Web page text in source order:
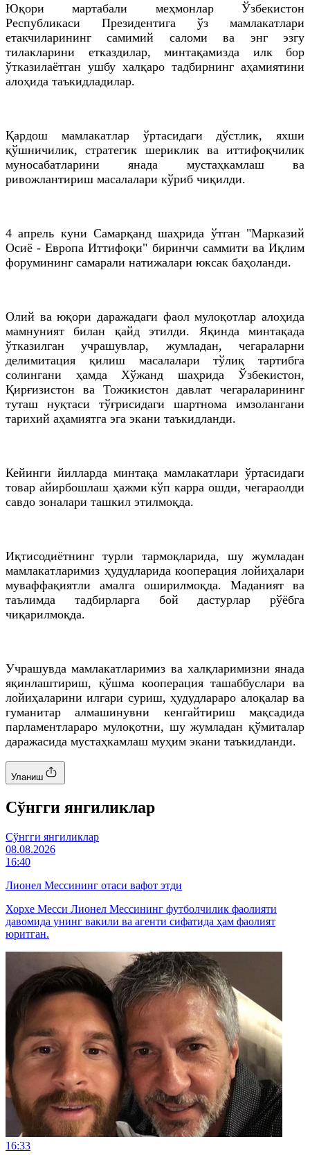
Юқори мартабали меҳмонлар Ўзбекистон
Республикаси Президентига ўз мамлакатлари
етакчиларининг самимий саломи ва энг эзгу
тилакларини етказдилар, минтақамизда илк бор
ўтказилаётган ушбу халқаро тадбирнинг аҳамиятини
алоҳида таъкидладилар.
Қардош мамлакатлар ўртасидаги дўстлик, яхши
қўшничилик, стратегик шериклик ва иттифоқчилик
муносабатларини янада мустаҳкамлаш ва
ривожлантириш масалалари кўриб чиқилди.
4 апрель куни Самарқанд шаҳрида ўтган "Марказий
Осиё - Европа Иттифоқи" биринчи саммити ва Иқлим
форумининг самарали натижалари юксак баҳоланди.
Олий ва юқори даражадаги фаол мулоқотлар алоҳида
мамнуният билан қайд этилди. Яқинда минтақада
ўтказилган учрашувлар, жумладан, чегараларни
делимитация қилиш масалалари тўлиқ тартибга
солингани ҳамда Хўжанд шаҳрида Ўзбекистон,
Қирғизистон ва Тожикистон давлат чегараларининг
туташ нуқтаси тўғрисидаги шартнома имзолангани
тарихий аҳамиятга эга экани таъкидланди.
Кейинги йилларда минтақа мамлакатлари ўртасидаги
товар айирбошлаш ҳажми кўп карра ошди, чегараолди
савдо зоналари ташкил этилмоқда.
Иқтисодиётнинг турли тармоқларида, шу жумладан
мамлакатларимиз ҳудудларида кооперация лойиҳалари
муваффақиятли амалга оширилмоқда. Маданият ва
таълимда тадбирларга бой дастурлар рўёбга
чиқарилмоқда.
Учрашувда мамлакатларимиз ва халқларимизни янада
яқинлаштириш, қўшма кооперация ташаббуслари ва
лойиҳаларини илгари суриш, ҳудудлараро алоқалар ва
гуманитар алмашинувни кенгайтириш мақсадида
парламентлараро мулоқотни, шу жумладан қўмиталар
даражасида мустаҳкамлаш муҳим экани таъкидланди.
Уланиш
Cўнгги янгиликлар
Cўнгги янгиликлар
08.08.2026
16:40
Лионел Мессининг отаси вафот этди
Хорхе Месси Лионел Мессининг футболчилик фаолияти
давомида унинг вакили ва агенти сифатида ҳам фаолият
юритган.
16:33